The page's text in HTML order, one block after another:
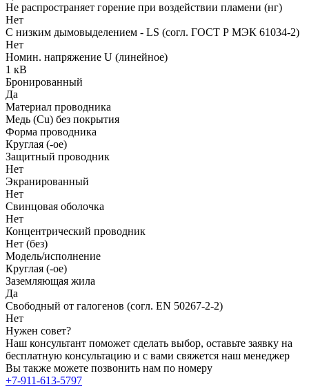
Не распространяет горение при воздействии пламени (нг)
Нет
С низким дымовыделением - LS (согл. ГОСТ Р МЭК 61034-2)
Нет
Номин. напряжение U (линейное)
1 кВ
Бронированный
Да
Материал проводника
Медь (Cu) без покрытия
Форма проводника
Круглая (-ое)
Защитный проводник
Нет
Экранированный
Нет
Свинцовая оболочка
Нет
Концентрический проводник
Нет (без)
Модель/исполнение
Круглая (-ое)
Заземляющая жила
Да
Свободный от галогенов (согл. EN 50267-2-2)
Нет
Нужен совет?
Наш консультант поможет сделать выбор, оставьте заявку на
бесплатную консультацию и с вами свяжется наш менеджер
Вы также можете позвонить нам по номеру
+7-911-613-5797